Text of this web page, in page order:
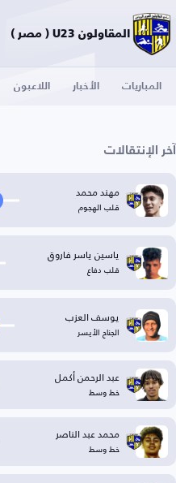
المقاولون U23 ( مصر )
المباريات الأخبار اللاعبون
آخر الإنتقالات
مهند محمد
قلب الهجوم
ياسين ياسر فاروق
قلب دفاع
يوسف العزب
الجناح الأيسر
عبد الرحمن أكمل
خط وسط
محمد عبد الناصر
خط وسط